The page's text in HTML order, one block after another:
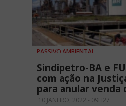
PASSIVO AMBIENTAL
Sindipetro-BA e
com ação na
para anular venda
10 JANEIRO, 2022 - 09H27